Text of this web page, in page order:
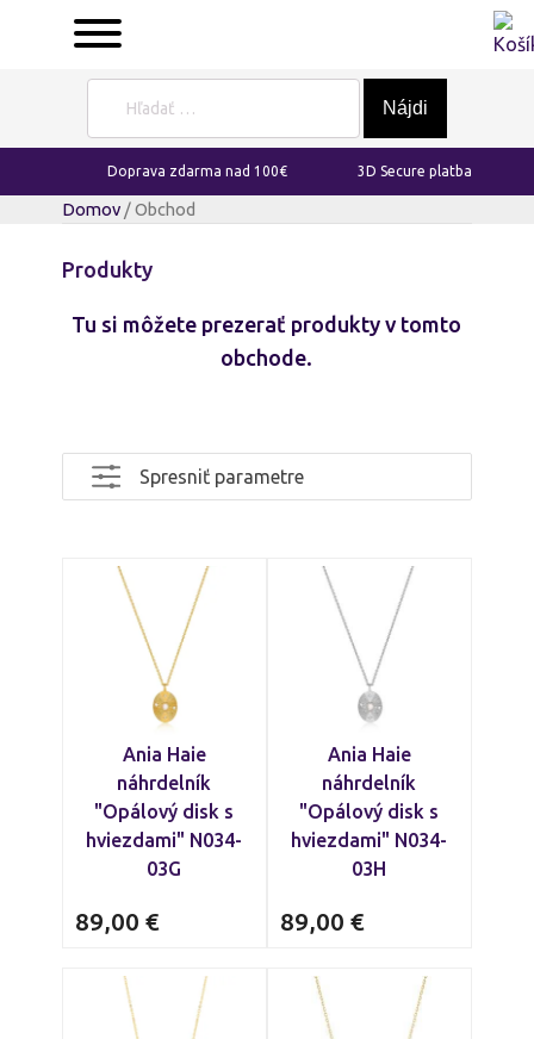
Doprava zdarma nad 100€ 3D Secure platba
Domov / Obchod
Produkty
Tu si môžete prezerať produkty v tomto
obchode.
Spresniť parametre
Ania Haie
náhrdelník
"Opálový disk s
hviezdami" N034-
03G
89,00 €
Ania Haie
náhrdelník
"Opálový disk s
hviezdami" N034-
03H
89,00 €